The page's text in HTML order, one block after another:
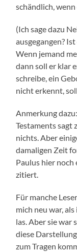
schändlich,
(Ich sage dazu
ausgegangen?
Wenn jemand
dann soll er klar
schreibe, ein
nicht erkennt,
Anmerkung
Testaments sagt
nichts. Aber
damaligen Zeit
Paulus hier
zitiert.
Für manche
mich neu war,
las. Aber sie war
diese
zum Tragen